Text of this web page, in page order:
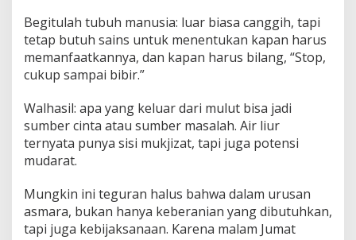
Begitulah tubuh manusia: luar biasa canggih, tapi
tetap butuh sains untuk menentukan kapan harus
memanfaatkannya, dan kapan harus bilang, “Stop,
cukup sampai bibir.”
Walhasil: apa yang keluar dari mulut bisa jadi
sumber cinta atau sumber masalah. Air liur
ternyata punya sisi mukjizat, tapi juga potensi
mudarat.
Mungkin ini teguran halus bahwa dalam urusan
asmara, bukan hanya keberanian yang dibutuhkan,
tapi juga kebijaksanaan. Karena malam Jumat